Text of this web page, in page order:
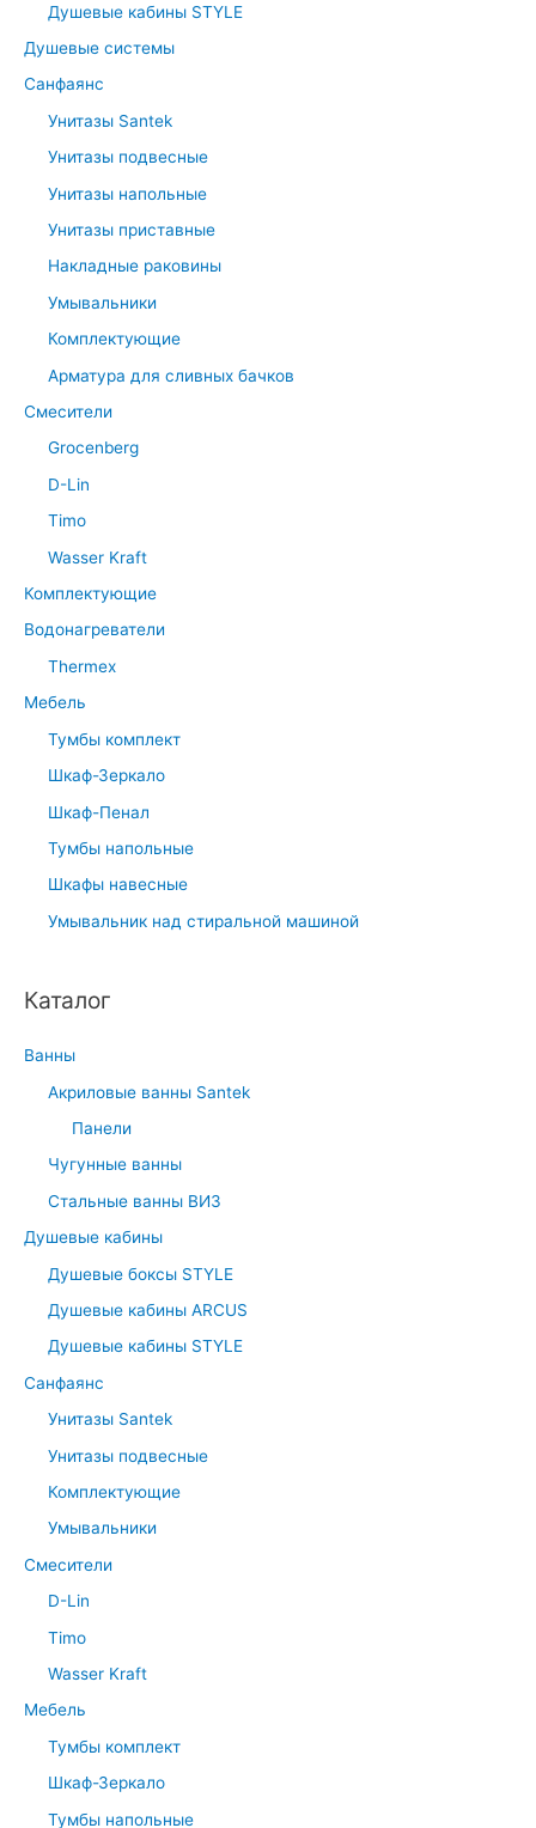
Душевые кабины STYLE
Душевые системы
Санфаянс
Унитазы Santek
Унитазы подвесные
Унитазы напольные
Унитазы приставные
Накладные раковины
Умывальники
Комплектующие
Арматура для сливных бачков
Смесители
Grocenberg
D-Lin
Timo
Wasser Kraft
Комплектующие
Водонагреватели
Thermex
Мебель
Тумбы комплект
Шкаф-Зеркало
Шкаф-Пенал
Тумбы напольные
Шкафы навесные
Умывальник над стиральной машиной
Каталог
Ванны
Акриловые ванны Santek
Панели
Чугунные ванны
Стальные ванны ВИЗ
Душевые кабины
Душевые боксы STYLE
Душевые кабины ARCUS
Душевые кабины STYLE
Санфаянс
Унитазы Santek
Унитазы подвесные
Комплектующие
Умывальники
Смесители
D-Lin
Timo
Wasser Kraft
Мебель
Тумбы комплект
Шкаф-Зеркало
Тумбы напольные